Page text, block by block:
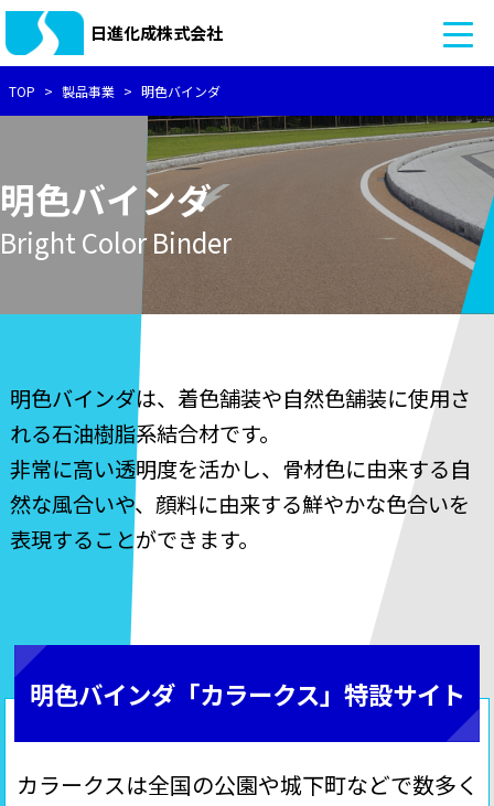
日進化成株式会社
TOP 製品事業 明色バインダ
明色バインダ
Bright Color Binder
明色バインダは、着色舗装や自然色舗装に使用さ
れる石油樹脂系結合材です。
非常に高い透明度を活かし、骨材色に由来する自
然な風合いや、顔料に由来する鮮やかな色合いを
表現することができます。
明色バインダ「カラークス」特設サイト
カラークスは全国の公園や城下町などで数多く